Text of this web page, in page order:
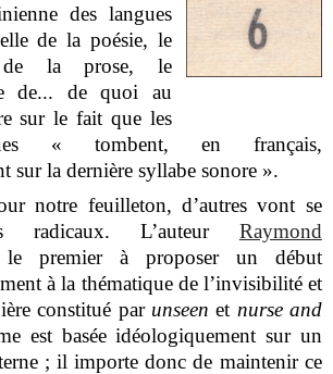
des langues
de la poésie, le
de la prose, le
de... de quoi au
sur le fait que les
« tombent, en français,
sur la dernière syllabe sonore ».
notre feuilleton, d’autres vont se
radicaux. L’auteur Raymond
premier à proposer un début
à la thématique de l’invisibilité et
constitué par unseen et nurse and
est basée idéologiquement sur un
; il importe donc de maintenir ce